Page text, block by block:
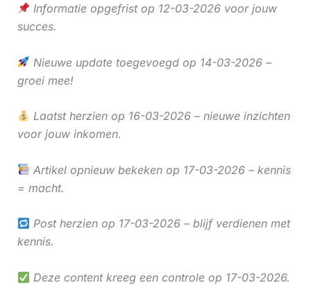
Informatie opgefrist op 12-03-2026 voor jouw
succes.
Nieuwe update toegevoegd op 14-03-2026 –
groei mee!
Laatst herzien op 16-03-2026 – nieuwe inzichten
voor jouw inkomen.
Artikel opnieuw bekeken op 17-03-2026 – kennis
= macht.
Post herzien op 17-03-2026 – blijf verdienen met
kennis.
Deze content kreeg een controle op 17-03-2026.